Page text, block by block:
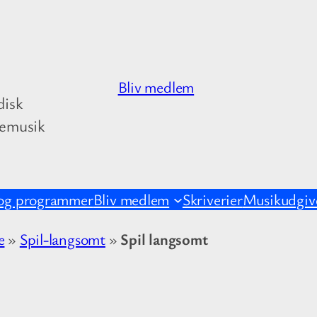
Bliv medlem
programmerBliv medlem Skriverier
» Spil-langsomt» Spil langsomt